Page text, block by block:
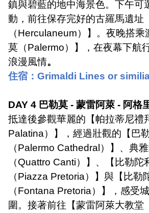
鎮與碧藍的地中海景色。下午可
動，前往保存完好的古羅馬遺址
（Herculaneum）】。夜晚搭乘
莫（Palermo）】，在夜幕下航
浪漫風情。
住宿： Grimaldi Lines or
DAY 4 巴勒莫 - 蒙雷阿萊 - 阿格
抵達後參觀華麗的【帕拉蒂尼禮
Palatina）】，經過壯觀的【巴
（Palermo Cathedral ）】、典
（Quattro Canti）】、【比勒陀
（Piazza Pretoria）】與【比勒
（Fontana Pretoria）】，感受
圍。接著前往【蒙雷阿萊大教堂